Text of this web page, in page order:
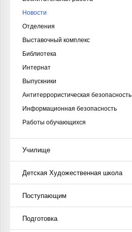
Новости
Отделения
Выставочный комплекс
Библиотека
Интернат
Выпускники
Антитеррористическая безопасность
Информационная безопасность
Работы обучающихся
Училище
Детская Художественная школа
Поступающим
Подготовка